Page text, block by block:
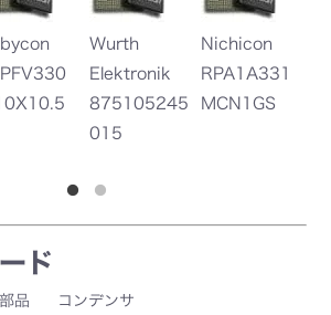
Wurth
Elektronik
875105245
015
Nichicon
RPA1A331
MCN1GS
ド
品 コンデンサ